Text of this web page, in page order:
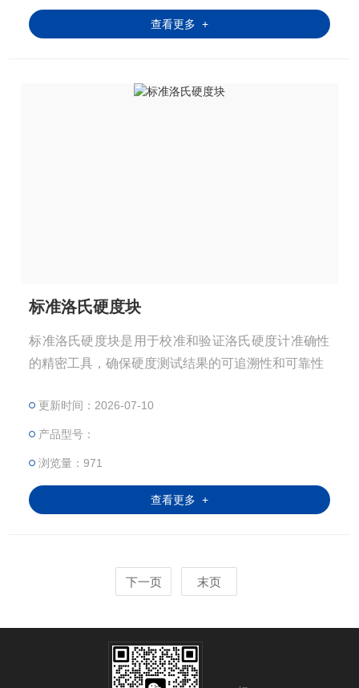
查看更多 +
标准洛氏硬度块
标准洛氏硬度块是用于校准和验证洛氏硬度计准确性
的精密工具，确保硬度测试结果的可追溯性和可靠性
更新时间：2026-07-10
产品型号：
浏览量：971
查看更多 +
下一页 末页